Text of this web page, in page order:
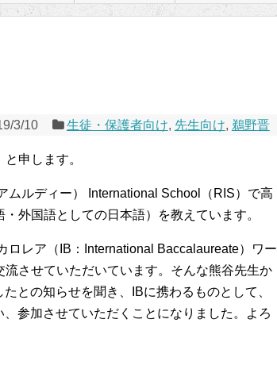
3/10 生徒・保護者向け, 先生向け, 鵜野晋
申します。
ルディー） International School（RIS）で高
外国語としての日本語）を教えています。
レア（IB：International Baccalaureate）ワー
させていただいています。そんな熊谷先生か
たとの知らせを聞き、IBに携わるものとして、
参加させていただくことになりました。よろ